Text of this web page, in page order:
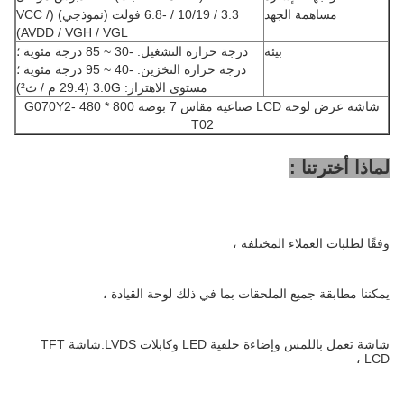
مساهمة الجهد
3.3 / 10/19 / -6.8 فولت (نموذجي) (VCC /
AVDD / VGH / VGL)
بيئة
درجة حرارة التشغيل: -30 ~ 85 درجة مئوية ؛
درجة حرارة التخزين: -40 ~ 95 درجة مئوية ؛
مستوى الاهتزاز: 3.0G (29.4 م / ث²)
شاشة عرض لوحة LCD صناعية مقاس 7 بوصة 800 * 480 G070Y2-
T02
لماذا أخترتنا :
وفقًا لطلبات العملاء المختلفة ،
يمكننا مطابقة جميع الملحقات بما في ذلك لوحة القيادة ،
شاشة تعمل باللمس وإضاءة خلفية LED وكابلات LVDS.شاشة TFT
LCD ،